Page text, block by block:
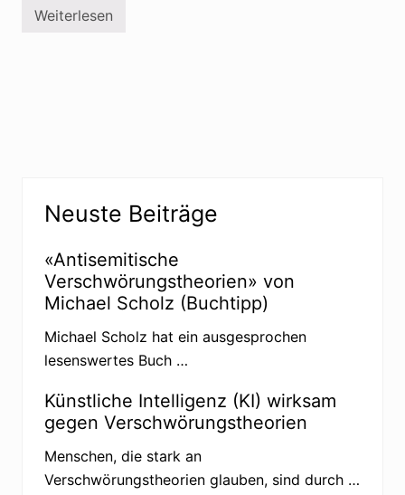
f
ü
a
a
S
n
t
r
s
u
c
h
Ä
u
s
e
r
u
g
n
Weiterlesen
Neuste Beiträge
«Antisemitische
Verschwörungstheorien» von
Michael Scholz (Buchtipp)
Michael Scholz hat ein ausgesprochen
lesenswertes Buch …
Künstliche Intelligenz (KI) wirksam
gegen Verschwörungstheorien
Menschen, die stark an
Verschwörungstheorien glauben, sind durch …